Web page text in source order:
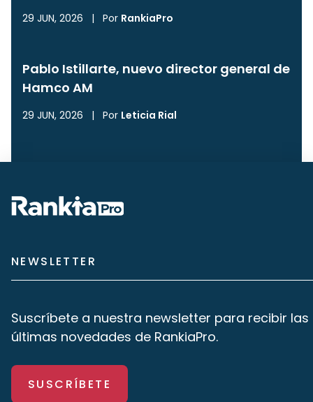
29 JUN, 2026 | Por RankiaPro
Pablo Istillarte, nuevo director general de
Hamco AM
29 JUN, 2026 | Por Leticia Rial
NEWSLETTER
Suscríbete a nuestra newsletter para recibir las
últimas novedades de RankiaPro.
SUSCRÍBETE